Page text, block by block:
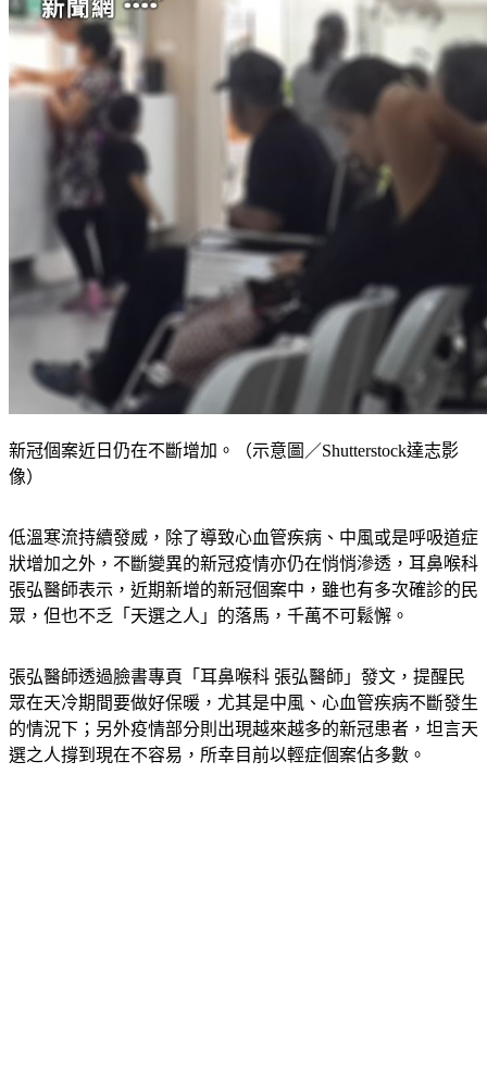
像）
狀增加之外，不斷變異的新冠疫情亦仍在悄悄滲透，耳鼻喉科
張弘醫師表示，近期新增的新冠個案中，雖也有多次確診的民
眾，但也不乏「天選之人」的落馬，千萬不可鬆懈。
眾在天冷期間要做好保暖，尤其是中風、心血管疾病不斷發生
的情況下；另外疫情部分則出現越來越多的新冠患者，坦言天
選之人撐到現在不容易，所幸目前以輕症個案佔多數。